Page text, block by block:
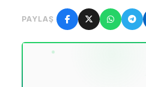
PAYLAŞ